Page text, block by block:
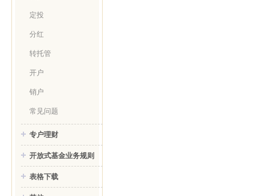
定投
分红
转托管
开户
销户
常见问题
专户理财
开放式基金业务规则
表格下载